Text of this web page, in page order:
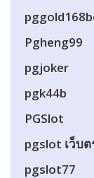
Pgheng99
pgjoker
pgk44b
PGSlot
pgslot เว็บต
pgslot77